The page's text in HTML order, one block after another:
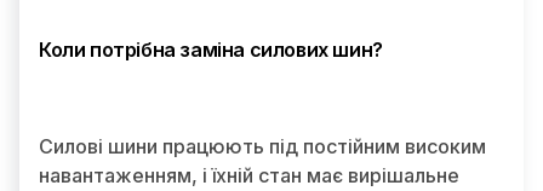
Коли потрібна заміна силових шин?
Силові шини працюють під постійним високим
навантаженням, і їхній стан має вирішальне